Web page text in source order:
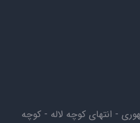
- انتهای کوچه لاله - کوچه